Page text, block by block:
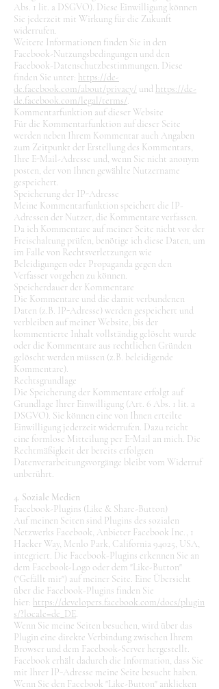
Abs. 1 lit. a DSGVO). Diese Einwilligung können
Sie jederzeit mit Wirkung für die Zukunft
widerrufen.
Weitere Informationen finden Sie in den
Facebook-Nutzungsbedingungen und den
Facebook-Datenschutzbestimmungen. Diese
finden Sie unter: https://de-
de.facebook.com/about/privacy/ und https://de-
de.facebook.com/legal/terms/.
Kommentarfunktion auf dieser Website
Für die Kommentarfunktion auf dieser Seite
werden neben Ihrem Kommentar auch Angaben
zum Zeitpunkt der Erstellung des Kommentars,
Ihre E-Mail-Adresse und, wenn Sie nicht anonym
posten, der von Ihnen gewählte Nutzername
gespeichert.
Speicherung der IP-Adresse
Meine Kommentarfunktion speichert die IP-
Adressen der Nutzer, die Kommentare verfassen.
Da ich Kommentare auf meiner Seite nicht vor der
Freischaltung prüfen, benötige ich diese Daten, um
im Falle von Rechtsverletzungen wie
Beleidigungen oder Propaganda gegen den
Verfasser vorgehen zu können.
Speicherdauer der Kommentare
Die Kommentare und die damit verbundenen
Daten (z.B. IP-Adresse) werden gespeichert und
verbleiben auf meiner Website, bis der
kommentierte Inhalt vollständig gelöscht wurde
oder die Kommentare aus rechtlichen Gründen
gelöscht werden müssen (z.B. beleidigende
Kommentare).
Rechtsgrundlage
Die Speicherung der Kommentare erfolgt auf
Grundlage Ihrer Einwilligung (Art. 6 Abs. 1 lit. a
DSGVO). Sie können eine von Ihnen erteilte
Einwilligung jederzeit widerrufen. Dazu reicht
eine formlose Mitteilung per E-Mail an mich. Die
Rechtmäßigkeit der bereits erfolgten
Datenverarbeitungsvorgänge bleibt vom Widerruf
unberührt.
4. Soziale Medien
Facebook-Plugins (Like & Share-Button)
Auf meinen Seiten sind Plugins des sozialen
Netzwerks Facebook, Anbieter Facebook Inc., 1
Hacker Way, Menlo Park, California 94025, USA,
integriert. Die Facebook-Plugins erkennen Sie an
dem Facebook-Logo oder dem "Like-Button"
("Gefällt mir") auf meiner Seite. Eine Übersicht
über die Facebook-Plugins finden Sie
hier: https://developers.facebook.com/docs/plugin
s/?locale=de_DE.
Wenn Sie meine Seiten besuchen, wird über das
Plugin eine direkte Verbindung zwischen Ihrem
Browser und dem Facebook-Server hergestellt.
Facebook erhält dadurch die Information, dass Sie
mit Ihrer IP-Adresse meine Seite besucht haben.
Wenn Sie den Facebook "Like-Button" anklicken